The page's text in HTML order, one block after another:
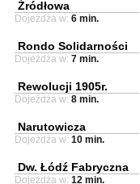
Źródłowa
Dojeżdża w: 6 min.
Rondo Solidarności
Dojeżdża w: 7 min.
Rewolucji 1905r.
Dojeżdża w: 8 min.
Narutowicza
Dojeżdża w: 10 min.
Dw. Łódź Fabryczna
Dojeżdża w: 12 min.